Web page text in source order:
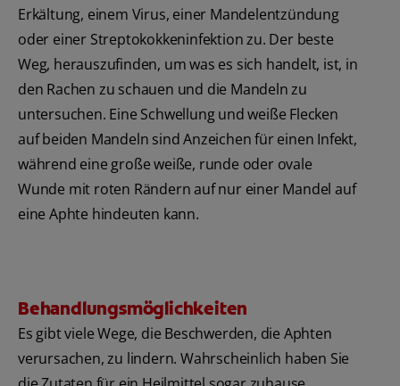
Erkältung, einem Virus, einer Mandelentzündung
oder einer Streptokokkeninfektion zu. Der beste
Weg, herauszufinden, um was es sich handelt, ist, in
den Rachen zu schauen und die Mandeln zu
untersuchen. Eine Schwellung und weiße Flecken
auf beiden Mandeln sind Anzeichen für einen Infekt,
während eine große weiße, runde oder ovale
Wunde mit roten Rändern auf nur einer Mandel auf
eine Aphte hindeuten kann.
Behandlungsmöglichkeiten
Es gibt viele Wege, die Beschwerden, die Aphten
verursachen, zu lindern. Wahrscheinlich haben Sie